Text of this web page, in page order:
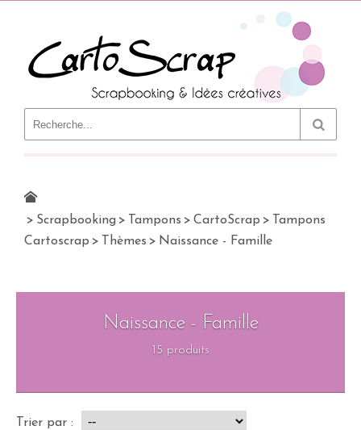
> Scrapbooking > Tampons > CartoScrap >
Tampons
Cartoscrap > Thèmes > Naissance - Famille
Naissance - Famille
15 produits
Trier par :